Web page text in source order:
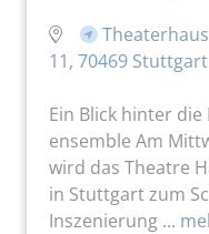
11, 70469 Stuttgart
Ein Blick hinter
ensemble Am
wird das Theatre
in Stuttgart zum
Inszenierung ...